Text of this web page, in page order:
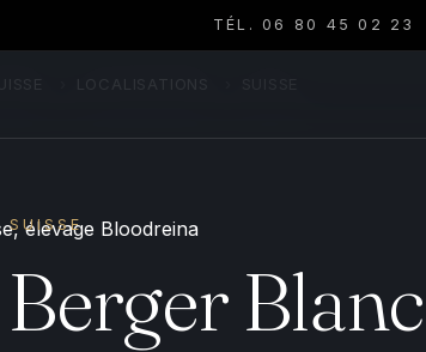
TÉL. 06 80 45 02 23
SUISSE